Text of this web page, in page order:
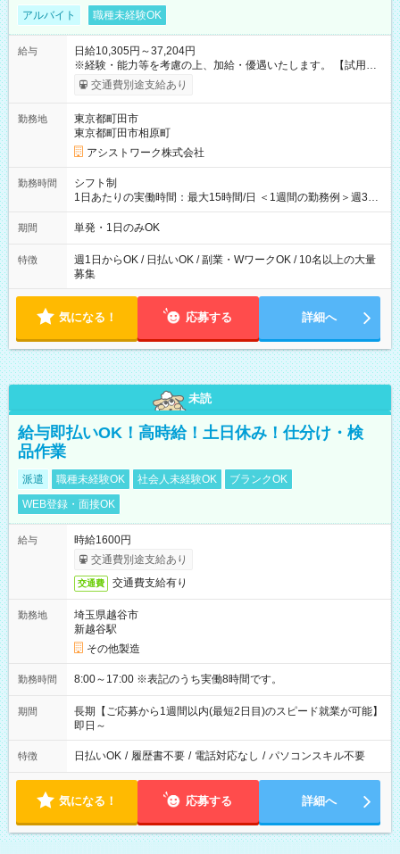
アルバイト 職種未経験OK
給与
日給10,305円～37,204円
※経験・能力等を考慮の上、加給・優遇いたします。 【試用期
間】試用期間なし
交通費別途支給あり
勤務地
東京都町田市
東京都町田市相原町
アシストワーク株式会社
勤務時間
シフト制
1日あたりの実働時間：最大15時間/日 ＜1週間の勤務例＞週3回
勤務 勤務：月・水・金 休み：火・木・土・日 好きな時にお仕事
可能です！ ※1日あたりの最大実働時間は日勤、夜勤共に勤務し
期間 単発・1日のみOK
特徴
週1日からOK / 日払いOK / 副業・WワークOK / 10名以上の大量
募集
気になる！ 応募する 詳細へ
未読
給与即払いOK！高時給！土日休み！仕分け・検
品作業
派遣 職種未経験OK 社会人未経験OK
ブランクOK
WEB登録・面接OK
給与
時給1600円
交通費別途支給あり
交通費 交通費支給有り
勤務地
埼玉県越谷市
新越谷駅
その他製造
勤務時間 8:00～17:00 ※表記のうち実働8時間です。
期間
長期【ご応募から1週間以内(最短2日目)のスピード就業が可能】
即日～
特徴 日払いOK / 履歴書不要 / 電話対応なし / パソコンスキル不要
気になる！ 応募する 詳細へ